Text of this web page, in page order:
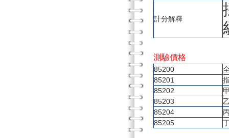
計分解釋
測驗價格
85200
85201
85202
85203
85204
85205